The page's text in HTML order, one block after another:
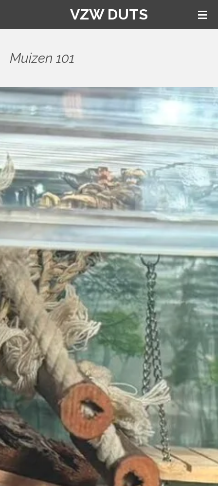
hoofdinhoud
VZW DUTS
Muizen 101